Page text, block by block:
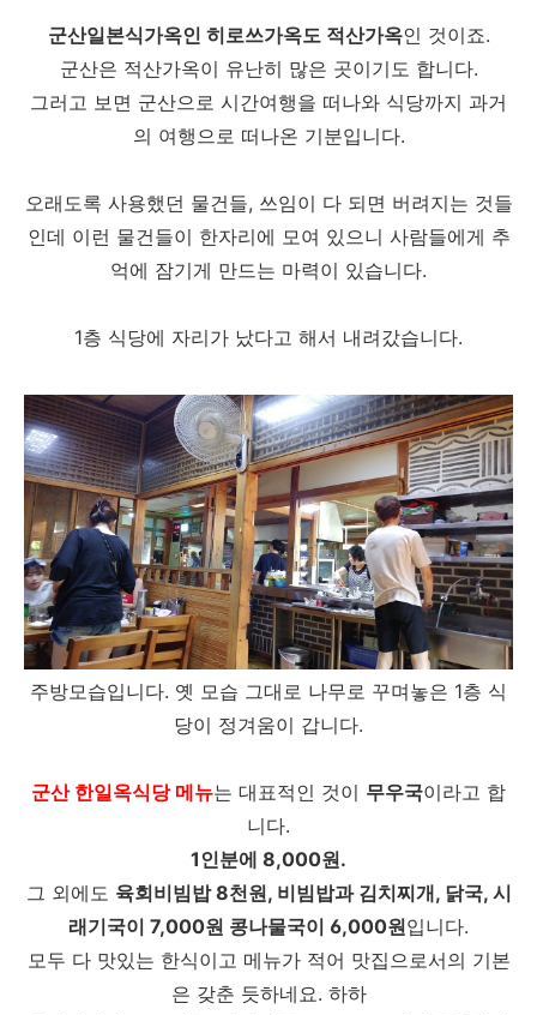
군산일본식가옥인 히로쓰가옥도 적산가옥인 것이죠.
군산은 적산가옥이 유난히 많은 곳이기도 합니다.
그러고 보면 군산으로 시간여행을 떠나와 식당까지 과거
의 여행으로 떠나온 기분입니다.
오래도록 사용했던 물건들, 쓰임이 다 되면 버려지는 것들
인데 이런 물건들이 한자리에 모여 있으니 사람들에게 추
억에 잠기게 만드는 마력이 있습니다.
1층 식당에 자리가 났다고 해서 내려갔습니다.
주방모습입니다. 옛 모습 그대로 나무로 꾸며놓은 1층 식
당이 정겨움이 갑니다.
군산 한일옥식당 메뉴는 대표적인 것이 무우국이라고 합
니다.
1인분에 8,000원.
그 외에도 육회비빔밥 8천원, 비빔밥과 김치찌개, 닭국, 시
래기국이 7,000원 콩나물국이 6,000원입니다.
모두 다 맛있는 한식이고 메뉴가 적어 맛집으로서의 기본
은 갖춘 듯하네요. 하하